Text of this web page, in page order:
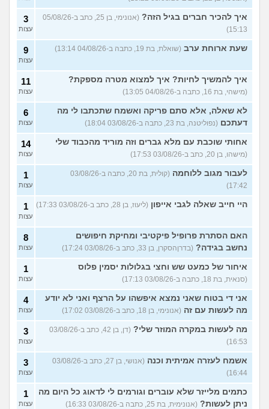
ההשוואה בצד האם אני ואישתי
במצב טוב?
(ריי מסטיריו, בן
29)
עצות
שוקל למשוך כספי פנסיה
תגמולים, מה ההשלכות של
5
עצות
עוד שאלות חדשות במדור
איך להכיר חברים בגיל הזה?
(אנונימי, בן 25, כתב ב-05/08/26
15:13)
3
עצות
שעת ארוחת ערב (שואלת, בת 19, כתבה ב-04/08/26 13:14) 9
עצות
איך להמשיך לחיות? איך למצוא מטרה מספקת?
(מישהי, בת 16, כתבה ב-04/08/26 13:05)
11
עצות
לא שאלה, אלא סתם פריקה ואשמח שתכתבו לי מה
דעתכם (נפוליטנה, בת 23, כתבה ב-03/08/26 18:04)
6
עצות
אחותי שוכבת עם מלא גברים וזה מוריד מהכבוד שלי
(מישהו, בן 20, כתב ב-03/08/26 17:53)
14
עצות
לעבור מגוב ללוחמה
(קולית, בת 20, כתבה ב-03/08/26
17:42)
1
עצות
היי חייב שאלה לגבי אייפון (ליעוז, בן 28, כתב ב-03/08/26 17:33) 1
עצות
האם הסתרת פרופיל פיקטיבי ומחיקת חיפושים
נחשב בגידה? (בדרןהסקרן, בן 33, כתב ב-03/08/26 17:24)
8
עצות
איחור של כמעט שש וחצי בגלולות יסמין פלוס
(סנאית, בת 18, כתבה ב-03/08/26 17:13)
1
עצות
אני די בטוח שאני נמצא איפשהו על הרצף ואני לא יודע
מה לעשות עם זה (אנונימי, בן 18, כתב ב-03/08/26 17:02)
4
עצות
מה לעשות במקרה המוזר שלי?
(דן, בן 42, כתב ב-03/08/26
16:53)
3
עצות
אשמח לעזרה אמיתית וכנה
(אנושי, בן 27, כתב ב-03/08/26
16:44)
3
עצות
כתמים מלייזר שלא עוברים וגורמים לי לדאוג כל היום מה
ניתן לעשות? (אנונימית, בת 25, כתבה ב-03/08/26 16:33)
1
עצות